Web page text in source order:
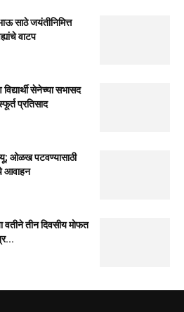
साठे जयंतीनिमित्त
वाटप
सेनेच्या सभासद
प्रतिसाद
ओळख पटवण्यासाठी
आवाहन
वतीने तीन दिवसीय मोफत